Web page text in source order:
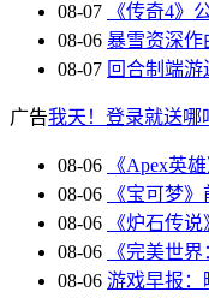
08-07
《传奇4》
08-06 暴雪资深作
08-07 回合制端游
广告我天！登录就送哪
08-06
《Apex英
08-06
《宝可梦
08-06
《炉石传
08-06
《完美世
08-06 游戏早报：